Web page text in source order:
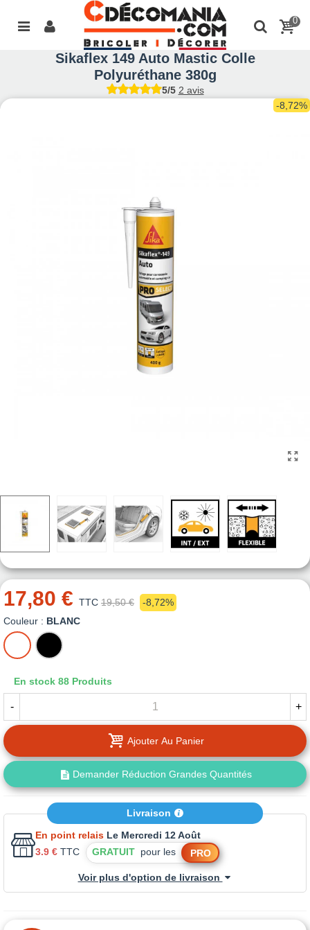
0
Sikaflex 149 Auto Mastic Colle
Polyuréthane 380g
5/5 2 avis
-8,72%
17,80 € TTC 19,50 €
-8,72%
Couleur : BLANC
BLANC NOIR
En stock 88 Produits
- +
Ajouter Au Panier
Demander Réduction Grandes Quantités
Livraison
En point relais Le Mercredi 12 Août
3.9 € TTC GRATUIT pour les PRO
Voir plus d'option de livraison